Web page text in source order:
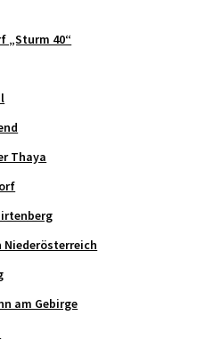
„Sturm 40“
Thaya
Niederösterreich
am Gebirge